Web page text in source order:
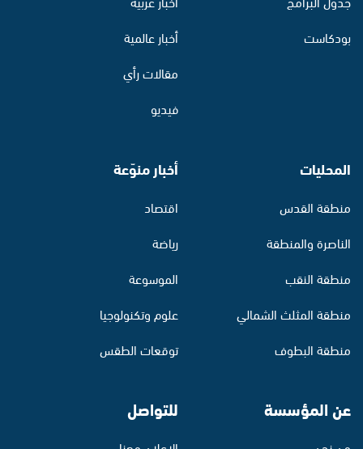
بودكاست
أخبار عالمية
مقالات رأي
فيديو
المحليات
منطقة القدس
الناصرة والمنطقة
منطقة النقب
منطقة المثلث الشمالي
منطقة البطوف
أخبار منوّعة
اقتصاد
رياضة
الموسوعة
علوم وتكنولوجيا
توقعات الطقس
عن المؤسسة للتواصل